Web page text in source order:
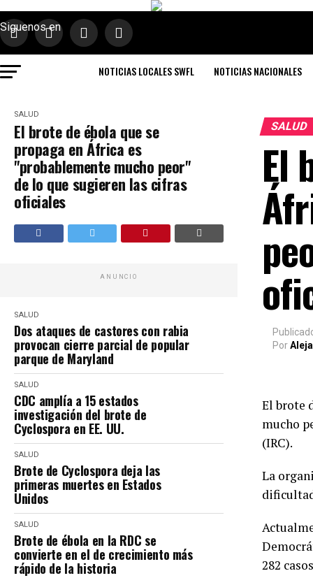
Siguenos en
NOTICIAS LOCALES SWFL NOTICIAS NACIONALES
SALUD
El brote de ébola que se
propaga en África es
"probablemente mucho peor"
de lo que sugieren las cifras
oficiales
ANUNCIO
SALUD
Dos ataques de castores con rabia
provocan cierre parcial de popular
parque de Maryland
SALUD
CDC amplía a 15 estados
investigación del brote de
Cyclospora en EE. UU.
SALUD
Brote de Cyclospora deja las
primeras muertes en Estados
Unidos
SALUD
Brote de ébola en la RDC se
convierte en el de crecimiento más
rápido de la historia
SALUD
El
Por
El brote
mucho
(IRC).
La
282